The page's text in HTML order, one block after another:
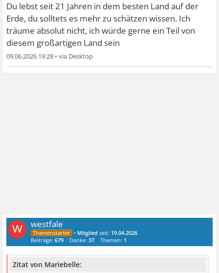
Du lebst seit 21 Jahren in dem besten Land auf der
Erde, du solltets es mehr zu schätzen wissen. Ich
träume absolut nicht, ich würde gerne ein Teil von
diesem großartigen Land sein
09.06.2026 19:28 •
W westfale
• Mitglied seit: 19.04.2026
Beiträge:679 Danke:37 Themen: 1
Zitat von Mariebelle: